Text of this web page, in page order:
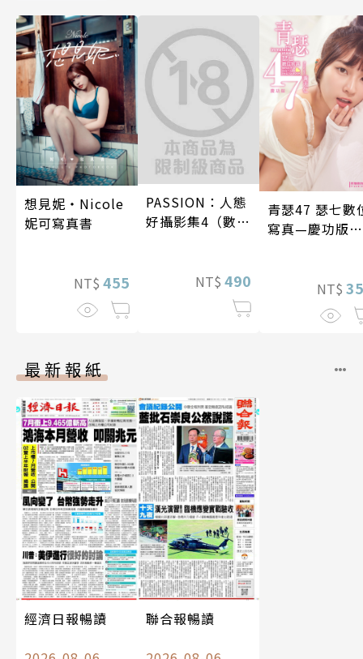
想見妮‧Nicole
妮可寫真書
NT$ 455
PASSION：人態
好攝影集4（數位
NT$ 490
青瑟47 瑟七數
寫真—慶功版
NT$
最新報紙
經濟日報暢讀
聯合報暢讀